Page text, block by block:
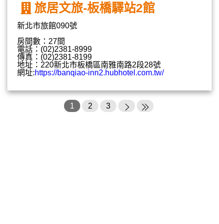
旅居文旅-板橋驛站2館
新北市旅館090號
房間數：27間
電話：(02)2381-8999
傳真：(02)2381-8199
地址：220新北市板橋區南雅南路2段28號
網址:https://banqiao-inn2.hubhotel.com.tw/
1 2 3